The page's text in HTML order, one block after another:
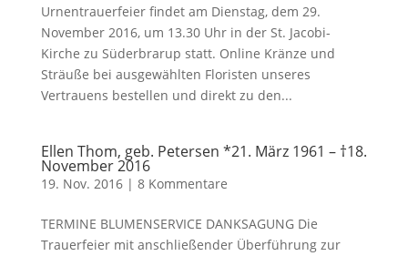
Urnentrauerfeier findet am Dienstag, dem 29.
November 2016, um 13.30 Uhr in der St. Jacobi-
Kirche zu Süderbrarup statt. Online Kränze und
Sträuße bei ausgewählten Floristen unseres
Vertrauens bestellen und direkt zu den...
Ellen Thom, geb. Petersen *21. März 1961 – †18.
November 2016
19. Nov. 2016| 8 Kommentare
TERMINE BLUMENSERVICE DANKSAGUNG Die
Trauerfeier mit anschließender Überführung zur